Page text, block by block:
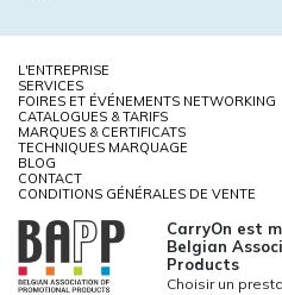
L'ENTREPRISE
SERVICES
FOIRES ET ÉVÉNEMENTS NETWORKING
CATALOGUES & TARIFS
MARQUES & CERTIFICATS
TECHNIQUES MARQUAGE
BLOG
CONTACT
CONDITIONS GÉNÉRALES DE VENTE
CarryOn est
Belgian
Products
Choisir un